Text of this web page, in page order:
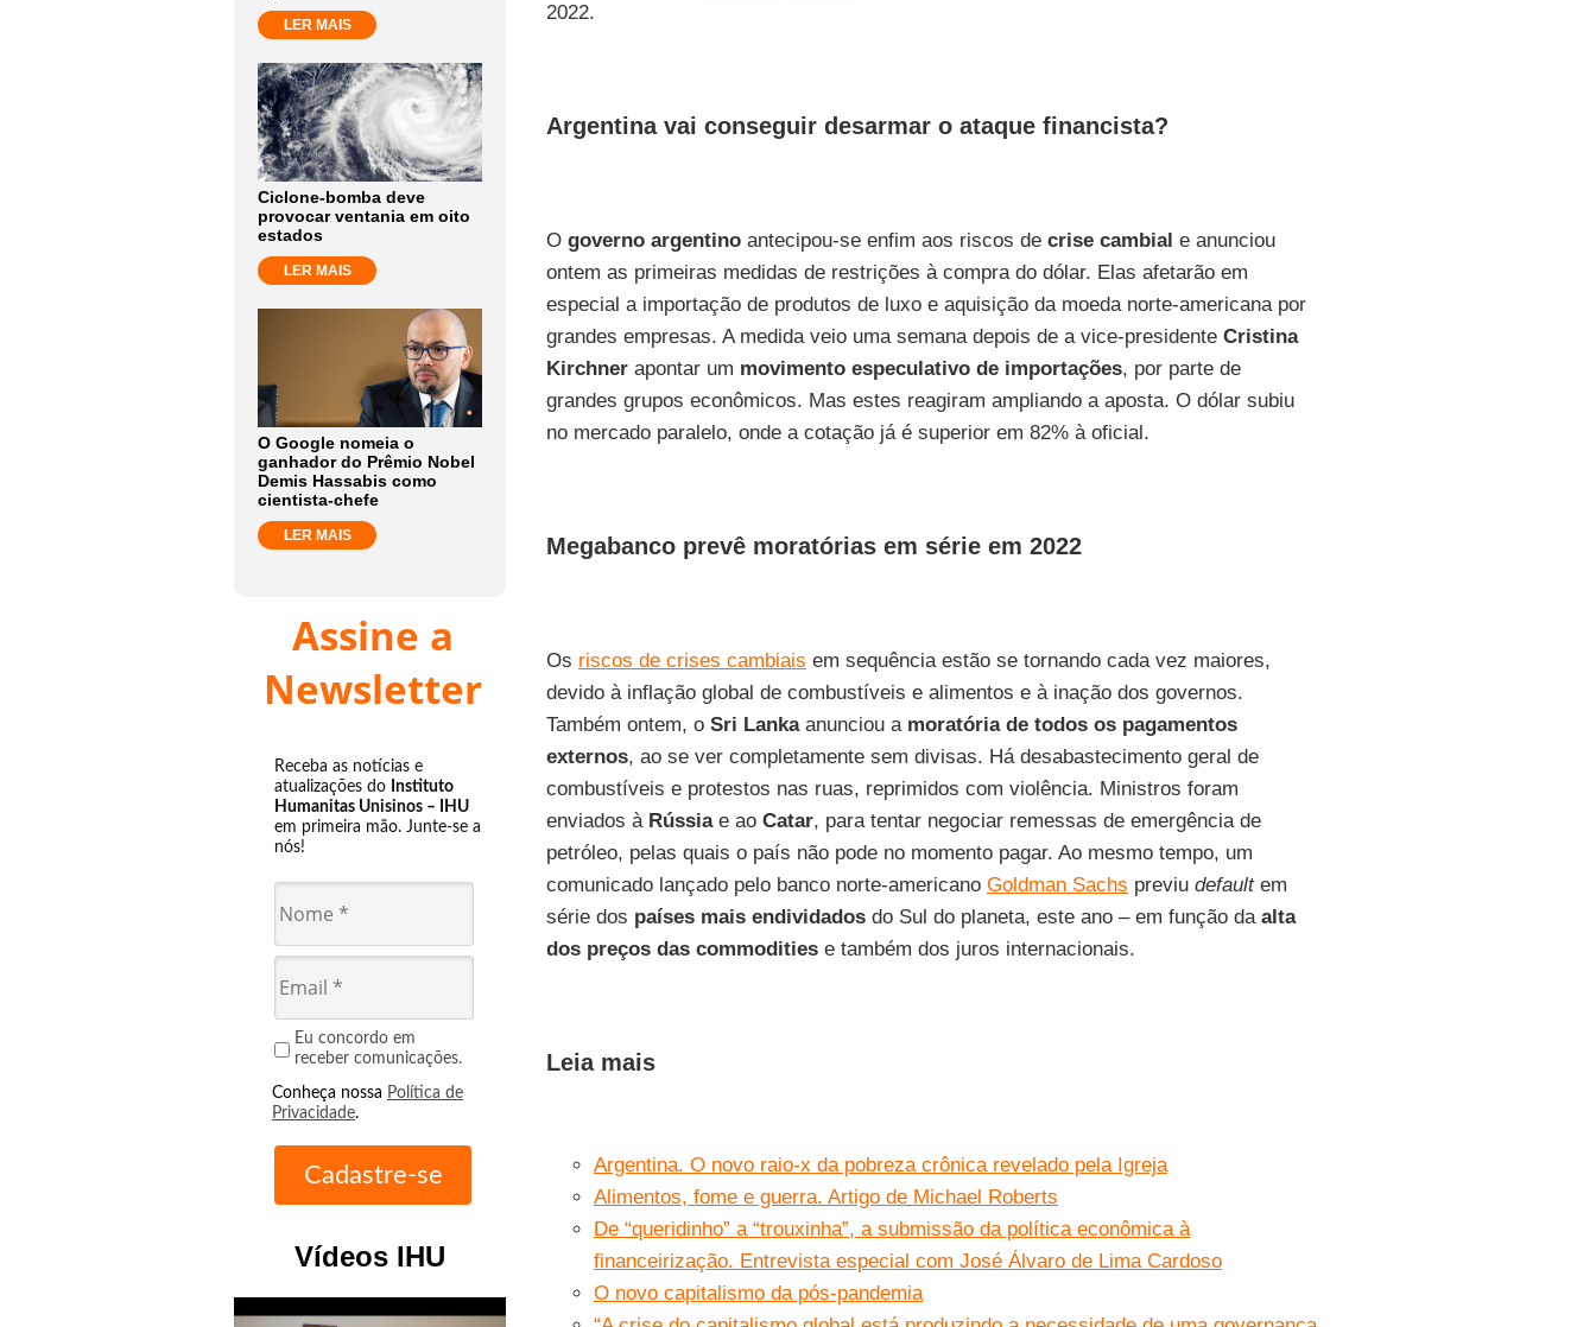
LER MAIS
Ciclone-bomba deve
provocar ventania em oito
estados
LER MAIS
O Google nomeia o
ganhador do Prêmio Nobel
Demis Hassabis como
cientista-chefe
LER MAIS
Assine a
Newsletter
Receba as notícias e
atualizações do Instituto
Humanitas Unisinos – IHU
em primeira mão. Junte-se a
nós!
Eu concordo em
receber comunicações.
Conheça nossa Política de
Privacidade.
Vídeos IHU
2022.
Argentina vai conseguir desarmar o ataque financista?
O governo argentinoantecipou-se enfim aos riscos de crise cambial e anunciou
ontem as primeiras medidas de restrições à compra do dólar. Elas afetarão em
especial a importação de produtos de luxo e aquisição da moeda norte-americana por
grandes empresas. A medida veio uma semana depois de a vice-presidente Cristina
Kirchnerapontar um movimento especulativo de importações, por parte de
grandes grupos econômicos. Mas estes reagiram ampliando a aposta. O dólar subiu
no mercado paralelo, onde a cotação já é superior em 82% à oficial.
Megabanco prevê moratórias em série em 2022
Os riscos de crises cambiais em sequência estão se tornando cada vez maiores,
devido à inflação global de combustíveis e alimentos e à inação dos governos.
Também ontem, o Sri Lankaanunciou a moratória de todos os pagamentos
externos, ao se ver completamente sem divisas. Há desabastecimento geral de
combustíveis e protestos nas ruas, reprimidos com violência. Ministros foram
enviados à Rússiae ao Catar, para tentar negociar remessas de emergência de
petróleo, pelas quais o país não pode no momento pagar. Ao mesmo tempo, um
comunicado lançado pelo banco norte-americano Goldman Sachs previu defaultem
série dos países mais endividadosdo Sul do planeta, este ano – em função daalta
dos preços das commoditiese também dos juros internacionais.
Leia mais
Argentina. O novo raio-x da pobreza crônica revelado pela Igreja
Alimentos, fome e guerra. Artigo de Michael Roberts
De “queridinho” a “trouxinha”, a submissão da política econômica à
financeirização. Entrevista especial com José Álvaro de Lima Cardoso
O novo capitalismo da pós-pandemia